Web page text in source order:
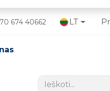
674 40662 LT